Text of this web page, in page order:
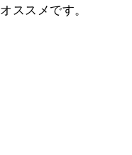
オススメです。